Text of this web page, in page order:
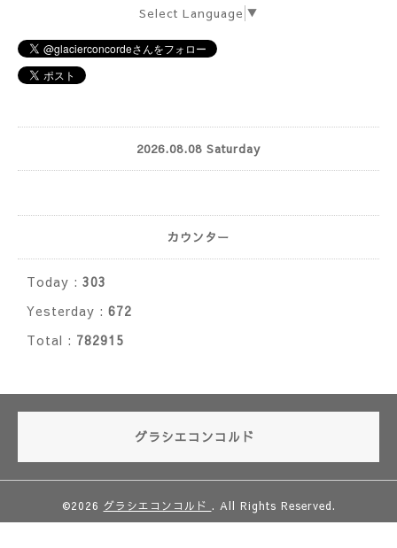
Select Language ▼
2026.08.08 Saturday
カウンター
Today : 303
Yesterday : 672
Total : 782915
グラシエコンコルド
©2026 グラシエコンコルド . All Rights Reserved.